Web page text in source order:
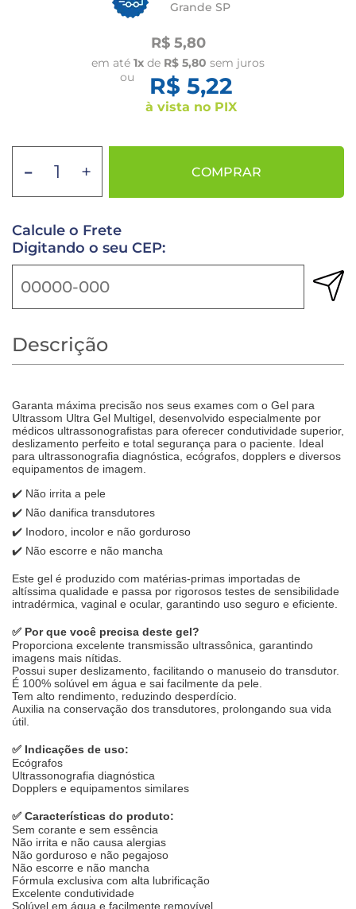
Grande SP
R$ 5,80
em até 1x de R$ 5,80 sem juros
ou
R$ 5,22
à vista no PIX
- + COMPRAR
Calcule o Frete
Digitando o seu CEP:
Descrição
Garanta máxima precisão nos seus exames com o Gel para
Ultrassom Ultra Gel Multigel, desenvolvido especialmente por
médicos ultrassonografistas para oferecer condutividade superior,
deslizamento perfeito e total segurança para o paciente. Ideal
para ultrassonografia diagnóstica, ecógrafos, dopplers e diversos
equipamentos de imagem.
✔️ Não irrita a pele
✔️ Não danifica transdutores
✔️ Inodoro, incolor e não gorduroso
✔️ Não escorre e não mancha
Este gel é produzido com matérias-primas importadas de
altíssima qualidade e passa por rigorosos testes de sensibilidade
intradérmica, vaginal e ocular, garantindo uso seguro e eficiente.
✅ Por que você precisa deste gel?
Proporciona excelente transmissão ultrassônica, garantindo
imagens mais nítidas.
Possui super deslizamento, facilitando o manuseio do transdutor.
É 100% solúvel em água e sai facilmente da pele.
Tem alto rendimento, reduzindo desperdício.
Auxilia na conservação dos transdutores, prolongando sua vida
útil.
✅ Indicações de uso:
Ecógrafos
Ultrassonografia diagnóstica
Dopplers e equipamentos similares
✅ Características do produto:
Sem corante e sem essência
Não irrita e não causa alergias
Não gorduroso e não pegajoso
Não escorre e não mancha
Fórmula exclusiva com alta lubrificação
Excelente condutividade
Solúvel em água e facilmente removível